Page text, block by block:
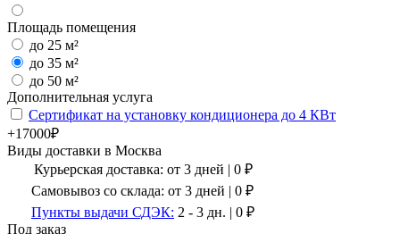
Площадь помещения
до 25 м²
до 35 м²
до 50 м²
Дополнительная услуга
Сертификат на установку кондиционера до 4 КВт
+17000₽
Виды доставки в Москва
Курьерская доставка: от 3 дней | 0 ₽
Самовывоз со склада: от 3 дней | 0 ₽
Пункты выдачи СДЭК: 2 - 3 дн. | 0 ₽
Под заказ